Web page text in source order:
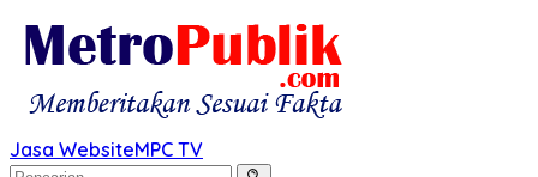
Jasa WebsiteMPC TV